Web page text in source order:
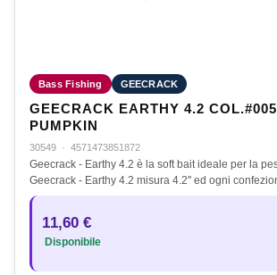
Bass Fishing GEECRACK
GEECRACK EARTHY 4.2
PUMPKIN
30549 · 4571473851872
Geecrack - Earthy 4.2 è la soft bait ideale per la
Geecrack - Earthy 4.2 misura 4.2'' ed ogni
11,60 €
Disponibile